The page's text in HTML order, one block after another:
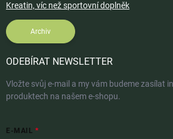
Kreatin, víc než sportovní doplněk
Archiv
ODEBÍRAT NEWSLETTER
Vložte svůj e-mail a my vám budeme zasílat
produktech na našem e-shopu.
E-MAIL